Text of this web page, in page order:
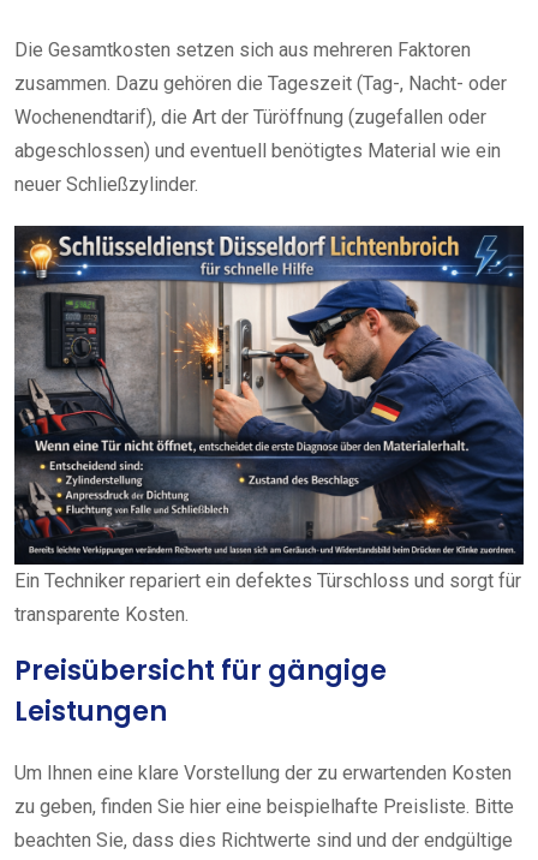
Die Gesamtkosten setzen sich aus mehreren Faktoren
zusammen. Dazu gehören die Tageszeit (Tag-, Nacht- oder
Wochenendtarif), die Art der Türöffnung (zugefallen oder
abgeschlossen) und eventuell benötigtes Material wie ein
neuer Schließzylinder.
Ein Techniker repariert ein defektes Türschloss und sorgt für
transparente Kosten.
Preisübersicht für gängige
Leistungen
Um Ihnen eine klare Vorstellung der zu erwartenden Kosten
zu geben, finden Sie hier eine beispielhafte Preisliste. Bitte
beachten Sie, dass dies Richtwerte sind und der endgültige